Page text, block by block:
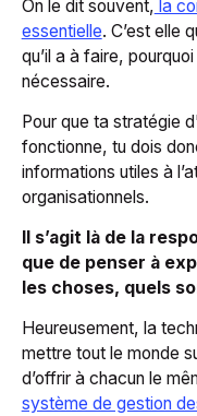
On le dit souvent, la
essentielle. C’est elle
qu’il a à faire,
nécessaire.
Pour que ta stratégie
fonctionne, tu dois
informations utiles à
organisationnels.
Il s’agit là de la
que de penser à
les choses, quels
Heureusement, la
mettre tout le monde
d’offrir à chacun le
système de gestion